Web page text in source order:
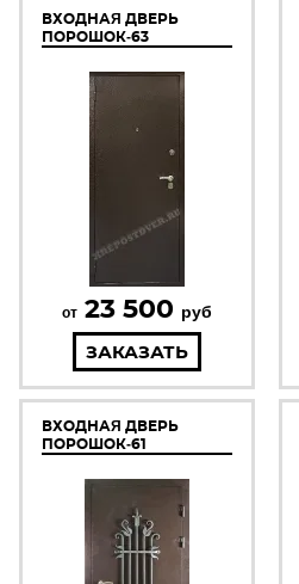
ВХОДНАЯ ДВЕРЬ
ПОРОШОК-63
от 23 500 руб
ЗАКАЗАТЬ
ВХОДНАЯ ДВЕРЬ
ПОРОШОК-61